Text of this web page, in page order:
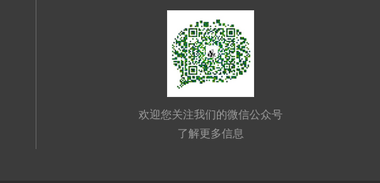
欢迎您关注我们的微信公众号
了解更多信息